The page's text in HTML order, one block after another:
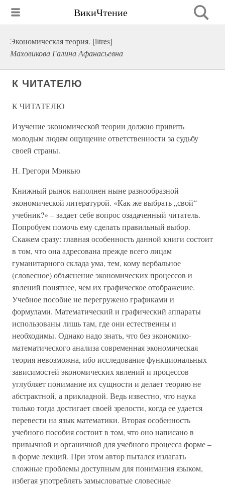
ВикиЧтение
Экономическая теория. [litres]
Маховикова Галина Афанасьевна
К ЧИТАТЕЛЮ
К ЧИТАТЕЛЮ
Изучение экономической теории должно привить
молодым людям ощущение ответственности за судьбу
своей страны.
Н. Грегори Мэнкью
Книжный рынок наполнен ныне разнообразной
экономической литературой. «Как же выбрать „свой“
учебник?» – задает себе вопрос озадаченный читатель.
Попробуем помочь ему сделать правильный выбор.
Скажем сразу: главная особенность данной книги состоит
в том, что она адресована прежде всего лицам
гуманитарного склада ума, тем, кому вербальное
(словесное) объяснение экономических процессов и
явлений понятнее, чем их графическое отображение.
Учебное пособие не перегружено графиками и
формулами. Математический и графический аппараты
использованы лишь там, где они естественны и
необходимы. Однако надо знать, что без экономико-
математического анализа современная экономическая
теория невозможна, ибо исследование функциональных
зависимостей экономических явлений и процессов
углубляет понимание их сущности и делает теорию не
абстрактной, а прикладной. Ведь известно, что наука
только тогда достигает своей зрелости, когда ее удается
перевести на язык математики. Вторая особенность
учебного пособия состоит в том, что оно написано в
привычной и органичной для учебного процесса форме –
в форме лекций. При этом автор пытался излагать
сложные проблемы доступным для понимания языком,
избегая употреблять замысловатые словесные